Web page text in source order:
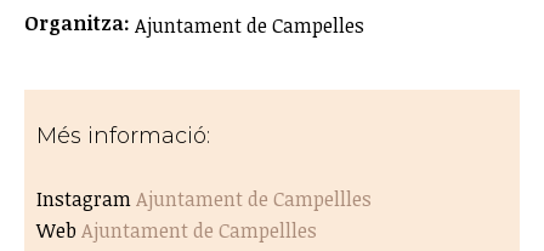
Organitza: Ajuntament de Campelles
Més informació:
InstagramAjuntament de Campellles
WebAjuntament de Campellles